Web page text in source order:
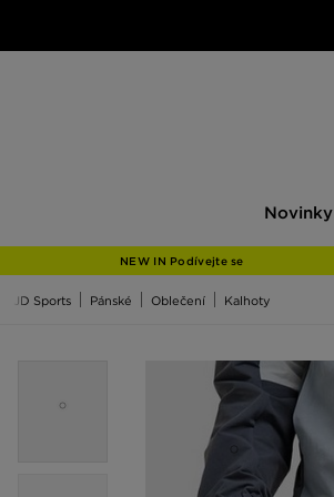
Novinky
NEW IN Podívejte se
JD Sports Pánské Oblečení Kalhoty